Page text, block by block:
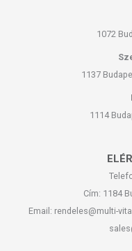
1072
1137
1114
Cím: 1184
Email: rendeles@multi-